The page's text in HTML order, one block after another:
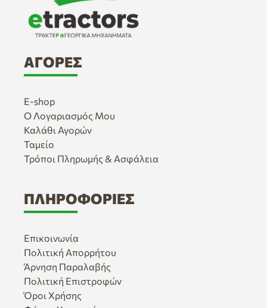
ΑΓΟΡΈΣ
E-shop
Ο Λογαριασμός Μου
Καλάθι Αγορών
Ταμείο
Τρόποι Πληρωμής & Ασφάλεια
ΠΛΗΡΟΦΟΡΊΕΣ
Επικοινωνία
Πολιτική Απορρήτου
Άρνηση Παραλαβής
Πολιτική Επιστροφών
Όροι Χρήσης